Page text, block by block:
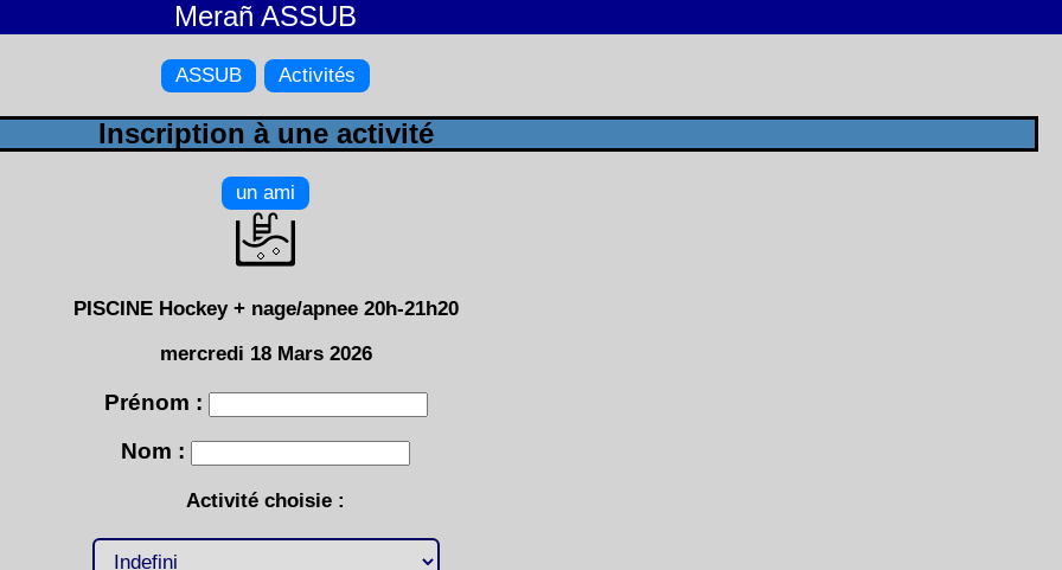
Merañ ASSUB
ASSUB Activités
Inscription à une activité
un ami
PISCINE Hockey + nage/apnee 20h-21h20
mercredi 18 Mars 2026
Prénom :
Nom :
Activité choisie :